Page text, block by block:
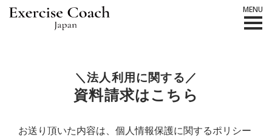
MENU
＼法人利用に関する／
資料請求はこちら
お送り頂いた内容は、個人情報保護に関するポリシー